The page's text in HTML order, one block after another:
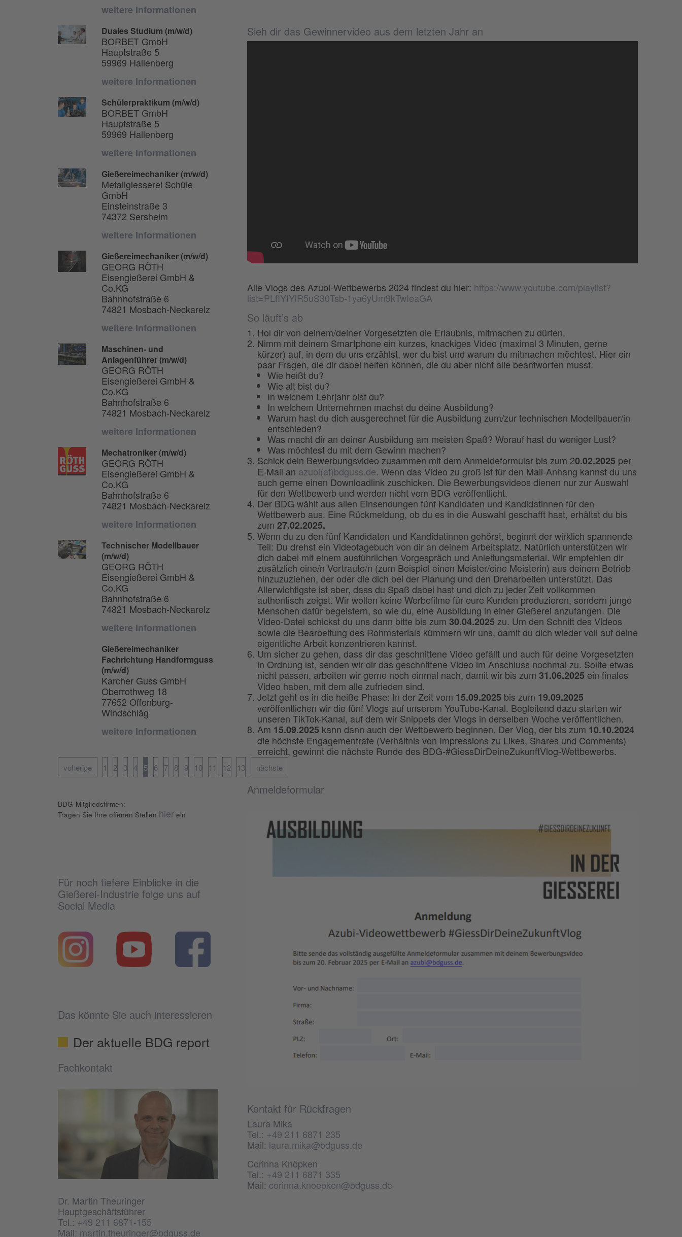
weitere Informationen
Duales Studium (m/w/d)
BORBET GmbH
Hauptstraße 5
59969 Hallenberg
weitere Informationen
Schülerpraktikum (m/w/d)
BORBET GmbH
Hauptstraße 5
59969 Hallenberg
weitere Informationen
Gießereimechaniker (m/w/d)
Metallgiesserei Schüle
GmbH
Einsteinstraße 3
74372 Sersheim
weitere Informationen
Gießereimechaniker (m/w/d)
GEORG RÖTH
Eisengießerei GmbH &
Co.KG
Bahnhofstraße 6
74821 Mosbach-Neckarelz
weitere Informationen
Maschinen- und
Anlagenführer (m/w/d)
GEORG RÖTH
Eisengießerei GmbH &
Co.KG
Bahnhofstraße 6
74821 Mosbach-Neckarelz
weitere Informationen
Mechatroniker (m/w/d)
GEORG RÖTH
Eisengießerei GmbH &
Co.KG
Bahnhofstraße 6
74821 Mosbach-Neckarelz
weitere Informationen
Technischer Modellbauer
(m/w/d)
GEORG RÖTH
Eisengießerei GmbH &
Co.KG
Bahnhofstraße 6
74821 Mosbach-Neckarelz
weitere Informationen
Gießereimechaniker
Fachrichtung Handformguss
(m/w/d)
Karcher Guss GmbH
Oberrothweg 18
77652 Offenburg-
Windschläg
weitere Informationen
voherige 1 2 3 4 5 6 7 8 9 10 11 12 13 nächste
BDG-Mitgliedsfirmen:
Tragen Sie Ihre offenen Stellen hier ein
Für noch tiefere Einblicke in die
Gießerei-Industrie folge uns auf
Social Media
Das könnte Sie auch interessieren
Der aktuelle BDG report
Fachkontakt
Dr. Martin Theuringer
Hauptgeschäftsführer
Tel.: +49 211 6871-155
Mail: martin.theuringer@bdguss.de
Sieh dir das Gewinnervideo aus dem letzten Jahr an
Alle Vlogs des Azubi-Wettbewerbs 2024 findest du hier: https://www.youtube.com/playlist?
list=PLfIYIYlR5uS30Tsb-1ya6yUm9kTwIeaGA
So läuft’s ab
Hol dir von deinem/deiner Vorgesetzten die Erlaubnis, mitmachen zu dürfen.
Nimm mit deinem Smartphone ein kurzes, knackiges Video (maximal 3 Minuten, gerne
kürzer) auf, in dem du uns erzählst, wer du bist und warum du mitmachen möchtest. Hier ein
paar Fragen, die dir dabei helfen können, die du aber nicht alle beantworten musst.
Wie heißt du?
Wie alt bist du?
In welchem Lehrjahr bist du?
In welchem Unternehmen machst du deine Ausbildung?
Warum hast du dich ausgerechnet für die Ausbildung zum/zur technischen Modellbauer/in
entschieden?
Was macht dir an deiner Ausbildung am meisten Spaß? Worauf hast du weniger Lust?
Was möchtest du mit dem Gewinn machen?
Schick dein Bewerbungsvideo zusammen mit dem Anmeldeformular bis zum 20.02.2025 per
E-Mail an azubi(at)bdguss.de. Wenn das Video zu groß ist für den Mail-Anhang kannst du uns
auch gerne einen Downloadlink zuschicken. Die Bewerbungsvideos dienen nur zur Auswahl
für den Wettbewerb und werden nicht vom BDG veröffentlicht.
Der BDG wählt aus allen Einsendungen fünf Kandidaten und Kandidatinnen für den
Wettbewerb aus. Eine Rückmeldung, ob du es in die Auswahl geschafft hast, erhältst du bis
zum 27.02.2025.
Wenn du zu den fünf Kandidaten und Kandidatinnen gehörst, beginnt der wirklich spannende
Teil: Du drehst ein Videotagebuch von dir an deinem Arbeitsplatz. Natürlich unterstützen wir
dich dabei mit einem ausführlichen Vorgespräch und Anleitungsmaterial. Wir empfehlen dir
zusätzlich eine/n Vertraute/n (zum Beispiel einen Meister/eine Meisterin) aus deinem Betrieb
hinzuzuziehen, der oder die dich bei der Planung und den Dreharbeiten unterstützt. Das
Allerwichtigste ist aber, dass du Spaß dabei hast und dich zu jeder Zeit vollkommen
authentisch zeigst. Wir wollen keine Werbefilme für eure Kunden produzieren, sondern junge
Menschen dafür begeistern, so wie du, eine Ausbildung in einer Gießerei anzufangen. Die
Video-Datei schickst du uns dann bitte bis zum 30.04.2025 zu. Um den Schnitt des Videos
sowie die Bearbeitung des Rohmaterials kümmern wir uns, damit du dich wieder voll auf deine
eigentliche Arbeit konzentrieren kannst.
Um sicher zu gehen, dass dir das geschnittene Video gefällt und auch für deine Vorgesetzten
in Ordnung ist, senden wir dir das geschnittene Video im Anschluss nochmal zu. Sollte etwas
nicht passen, arbeiten wir gerne noch einmal nach, damit wir bis zum 31.06.2025 ein finales
Video haben, mit dem alle zufrieden sind.
Jetzt geht es in die heiße Phase: In der Zeit vom 15.09.2025 bis zum 19.09.2025
veröffentlichen wir die fünf Vlogs auf unserem YouTube-Kanal. Begleitend dazu starten wir
unseren TikTok-Kanal, auf dem wir Snippets der Vlogs in derselben Woche veröffentlichen.
Am 15.09.2025 kann dann auch der Wettbewerb beginnen. Der Vlog, der bis zum 10.10.2024
die höchste Engagementrate (Verhältnis von Impressions zu Likes, Shares und Comments)
erreicht, gewinnt die nächste Runde des BDG-#GiessDirDeineZukunftVlog-Wettbewerbs.
Anmeldeformular
Kontakt für Rückfragen
Laura Mika
Tel.: +49 211 6871 235
Mail: laura.mika@bdguss.de
Corinna Knöpken
Tel.: +49 211 6871 335
Mail: corinna.knoepken@bdguss.de